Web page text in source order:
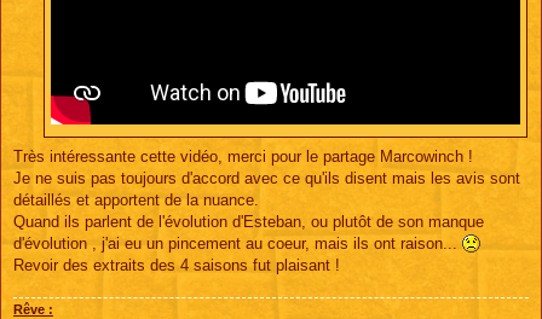
Très intéressante cette vidéo, merci pour le partage Marcowinch !
Je ne suis pas toujours d'accord avec ce qu'ils disent mais les avis sont
détaillés et apportent de la nuance.
Quand ils parlent de l'évolution d'Esteban, ou plutôt de son manque
d'évolution , j'ai eu un pincement au coeur, mais ils ont raison...
Revoir des extraits des 4 saisons fut plaisant !
Rêve :